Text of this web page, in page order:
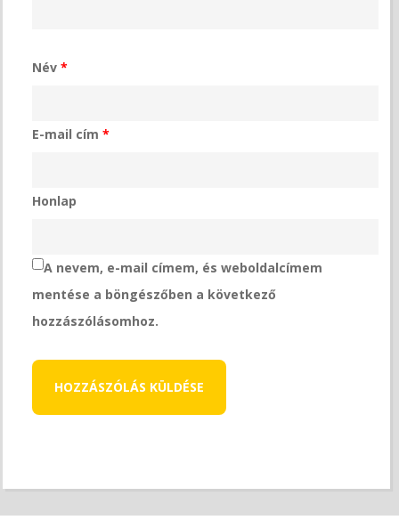
Név*
E-mail cím*
Honlap
A nevem, e-mail címem, és weboldalcímem
mentése a böngészőben a következő
hozzászólásomhoz.